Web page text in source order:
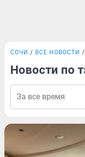
СОЧИ ВСЕ НОВОСТИ
Новости по